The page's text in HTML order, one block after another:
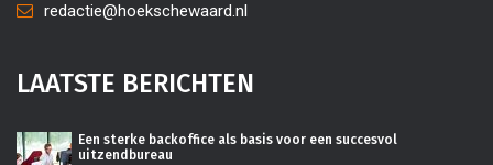
redactie@hoekschewaard.nl
LAATSTE BERICHTEN
Een sterke backoffice als basis voor een succesvol
uitzendbureau